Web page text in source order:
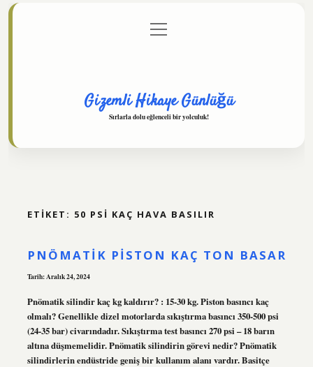
Gizlilik Politikası
menüyü
aç
Gizemli Hikaye Günlüğü
Sırlarla dolu eğlenceli bir yolculuk!
ETIKET: 50 PSI KAÇ HAVA BASILIR
PNÖMATIK PISTON KAÇ TON BASAR
Tarih: Aralık 24, 2024
Pnömatik silindir kaç kg kaldırır? : 15-30 kg. Piston basıncı kaç
olmalı? Genellikle dizel motorlarda sıkıştırma basıncı 350-500 psi
(24-35 bar) civarındadır. Sıkıştırma test basıncı 270 psi – 18 barın
altına düşmemelidir. Pnömatik silindirin görevi nedir? Pnömatik
silindirlerin endüstride geniş bir kullanım alanı vardır. Basitçe